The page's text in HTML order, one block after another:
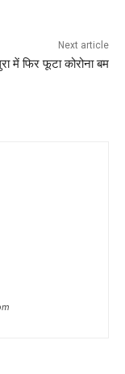
Next article
में फिर फूटा कोरोना बम